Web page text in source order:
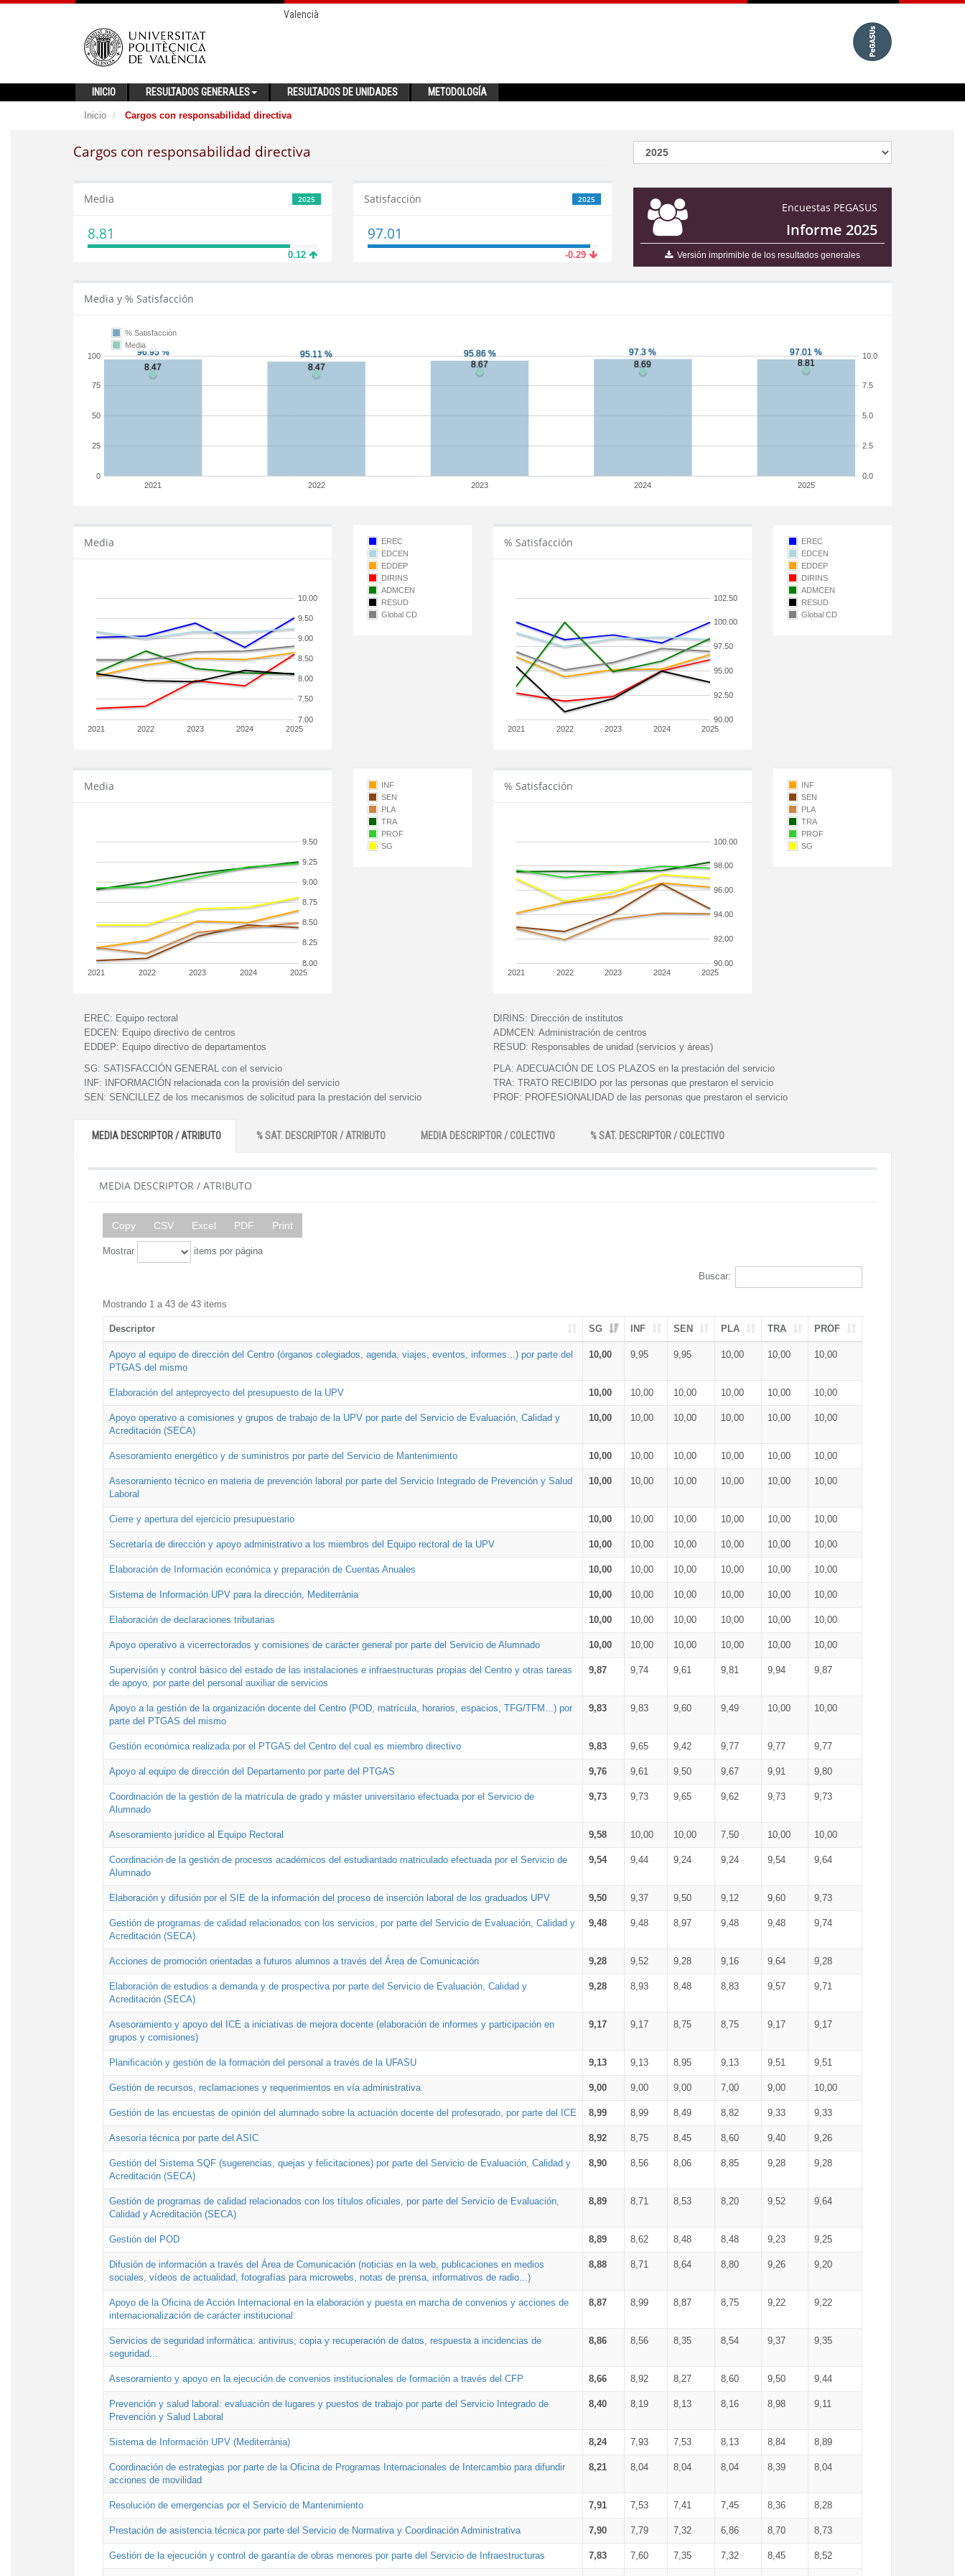
Valencià
INICIO RESULTADOS GENERALES RESULTADOS DE UNIDADES METODOLOGÍA
Inicio Cargos con responsabilidad directiva
Cargos con responsabilidad directiva
Encuestas PEGASUS
Informe 2025
Versión imprimible de los resultados generales
2025
Media
8.81
0.12
2025
Satisfacción
97.01
-0.29
Media y % Satisfacción
2021 2022 2023 2024 2025
0
25
50
75
100
0.0
2.5
5.0
7.5
10.0
% Satisfacción
Media
Media
2021 2022 2023 2024 2025
7.00
7.50
8.00
8.50
9.00
9.50
10.00
EREC
EDCEN
EDDEP
DIRINS
ADMCEN
RESUD
Global CD
% Satisfacción
2021 2022 2023 2024 2025
90.00
92.50
95.00
97.50
100.00
102.50
EREC
EDCEN
EDDEP
DIRINS
ADMCEN
RESUD
Global CD
Media
2021 2022 2023 2024 2025
8.00
8.25
8.50
8.75
9.00
9.25
9.50
INF
SEN
PLA
TRA
PROF
SG
% Satisfacción
2021 2022 2023 2024 2025
90.00
92.00
94.00
96.00
98.00
100.00
INF
SEN
PLA
TRA
PROF
SG
EREC: Equipo rectoral
EDCEN: Equipo directivo de centros
EDDEP: Equipo directivo de departamentos
DIRINS: Dirección de institutos
ADMCEN: Administración de centros
RESUD: Responsables de unidad (servicios y áreas)
SG: SATISFACCIÓN GENERAL con el servicio
INF:
INFORMACIÓN relacionada con la provisión del servicio
SEN: SENCILLEZ de los mecanismos de solicitud para la prestación del servicio
PLA: ADECUACIÓN DE LOS PLAZOS en la prestación del servicio
TRA: TRATO RECIBIDO por las personas que prestaron el servicio
PROF: PROFESIONALIDAD de las personas que prestaron el servicio
MEDIA DESCRIPTOR / ATRIBUTO % SAT. DESCRIPTOR / ATRIBUTO MEDIA DESCRIPTOR / COLECTIVO % SAT. DESCRIPTOR / COLECTIVO
MEDIA DESCRIPTOR / ATRIBUTO
Copy CSV Excel PDF Print
Mostrar items por página
Buscar:
Mostrando 1 a 43 de 43 items
Descriptor SG INF SEN PLA TRA PROF
Apoyo al equipo de dirección del Centro (órganos colegiados, agenda, viajes, eventos, informes...) por parte del
PTGAS del mismo
10,00 9,95 9,95 10,00 10,00 10,00
Elaboración del anteproyecto del presupuesto de la UPV 10,00 10,00 10,00 10,00 10,00 10,00
Apoyo operativo a comisiones y grupos de trabajo de la UPV por parte del Servicio de Evaluación, Calidad y
Acreditación (SECA)
10,00 10,00 10,00 10,00 10,00 10,00
Asesoramiento energético y de suministros por parte del Servicio de Mantenimiento 10,00 10,00 10,00 10,00 10,00 10,00
Asesoramiento técnico en materia de prevención laboral por parte del Servicio Integrado de Prevención y Salud
Laboral
10,00 10,00 10,00 10,00 10,00 10,00
Cierre y apertura del ejercicio presupuestario 10,00 10,00 10,00 10,00 10,00 10,00
Secretaría de dirección y apoyo administrativo a los miembros del Equipo rectoral de la UPV 10,00 10,00 10,00 10,00 10,00 10,00
Elaboración de Información económica y preparación de Cuentas Anuales 10,00 10,00 10,00 10,00 10,00 10,00
Sistema de Información UPV para la dirección, Mediterrània 10,00 10,00 10,00 10,00 10,00 10,00
Elaboración de declaraciones tributarias 10,00 10,00 10,00 10,00 10,00 10,00
Apoyo operativo a vicerrectorados y comisiones de carácter general por parte del Servicio de Alumnado 10,00 10,00 10,00 10,00 10,00 10,00
Supervisión y control básico del estado de las instalaciones e infraestructuras propias del Centro y otras tareas
de apoyo, por parte del personal auxiliar de servicios
9,87 9,74 9,61 9,81 9,94 9,87
Apoyo a la gestión de la organización docente del Centro (POD, matrícula, horarios, espacios, TFG/TFM...) por
parte del PTGAS del mismo
9,83 9,83 9,60 9,49 10,00 10,00
Gestión económica realizada por el PTGAS del Centro del cual es miembro directivo 9,83 9,65 9,42 9,77 9,77 9,77
Apoyo al equipo de dirección del Departamento por parte del PTGAS 9,76 9,61 9,50 9,67 9,91 9,80
Coordinación de la gestión de la matrícula de grado y máster universitario efectuada por el Servicio de
Alumnado
9,73 9,73 9,65 9,62 9,73 9,73
Asesoramiento jurídico al Equipo Rectoral 9,58 10,00 10,00 7,50 10,00 10,00
Coordinación de la gestión de procesos académicos del estudiantado matriculado efectuada por el Servicio de
Alumnado
9,54 9,44 9,24 9,24 9,54 9,64
Elaboración y difusión por el SIE de la información del proceso de inserción laboral de los graduados UPV 9,50 9,37 9,50 9,12 9,60 9,73
Gestión de programas de calidad relacionados con los servicios, por parte del Servicio de Evaluación, Calidad y
Acreditación (SECA)
9,48 9,48 8,97 9,48 9,48 9,74
Acciones de promoción orientadas a futuros alumnos a través del Área de Comunicación 9,28 9,52 9,28 9,16 9,64 9,28
Elaboración de estudios a demanda y de prospectiva por parte del Servicio de Evaluación, Calidad y
Acreditación (SECA)
9,28 8,93 8,48 8,83 9,57 9,71
Asesoramiento y apoyo del ICE a iniciativas de mejora docente (elaboración de informes y participación en
grupos y comisiones)
9,17 9,17 8,75 8,75 9,17 9,17
Planificación y gestión de la formación del personal a través de la UFASU 9,13 9,13 8,95 9,13 9,51 9,51
Gestión de recursos, reclamaciones y requerimientos en vía administrativa 9,00 9,00 9,00 7,00 9,00 10,00
Gestión de las encuestas de opinión del alumnado sobre la actuación docente del profesorado, por parte del ICE 8,99 8,99 8,49 8,82 9,33 9,33
Asesoría técnica por parte del ASIC 8,92 8,75 8,45 8,60 9,40 9,26
Gestión del Sistema SQF (sugerencias, quejas y felicitaciones) por parte del Servicio de Evaluación, Calidad y
Acreditación (SECA)
8,90 8,56 8,06 8,85 9,28 9,28
Gestión de programas de calidad relacionados con los títulos oficiales, por parte del Servicio de Evaluación,
Calidad y Acreditación (SECA)
8,89 8,71 8,53 8,20 9,52 9,64
Gestión del POD 8,89 8,62 8,48 8,48 9,23 9,25
Difusión de información a través del Área de Comunicación (noticias en la web, publicaciones en medios
sociales, vídeos de actualidad, fotografías para microwebs, notas de prensa, informativos de radio...)
8,88 8,71 8,64 8,80 9,26 9,20
Apoyo de la Oficina de Acción Internacional en la elaboración y puesta en marcha de convenios y acciones de
internacionalización de carácter institucional
8,87 8,99 8,87 8,75 9,22 9,22
Servicios de seguridad informática: antivirus, copia y recuperación de datos, respuesta a incidencias de
seguridad...
8,86 8,56 8,35 8,54 9,37 9,35
Asesoramiento y apoyo en la ejecución de convenios institucionales de formación a través del CFP 8,66 8,92 8,27 8,60 9,50 9,44
Prevención y salud laboral: evaluación de lugares y puestos de trabajo por parte del Servicio Integrado de
Prevención y Salud Laboral
8,40 8,19 8,13 8,16 8,98 9,11
Sistema de Información UPV (Mediterrània) 8,24 7,93 7,53 8,13 8,84 8,89
Coordinación de estrategias por parte de la Oficina de Programas Internacionales de Intercambio para difundir
acciones de movilidad
8,21 8,04 8,04 8,04 8,39 8,04
Resolución de emergencias por el Servicio de Mantenimiento 7,91 7,53 7,41 7,45 8,36 8,28
Prestación de asistencia técnica por parte del Servicio de Normativa y Coordinación Administrativa 7,90 7,79 7,32 6,86 8,70 8,73
Gestión de la ejecución y control de garantía de obras menores por parte del Servicio de Infraestructuras 7,83 7,60 7,35 7,32 8,45 8,52